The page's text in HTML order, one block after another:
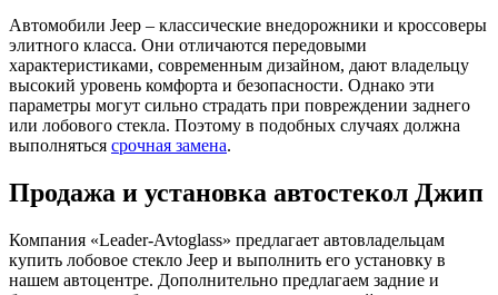
Автомобили Jeep – классические внедорожники и кроссоверы
элитного класса. Они отличаются передовыми
характеристиками, современным дизайном, дают владельцу
высокий уровень комфорта и безопасности. Однако эти
параметры могут сильно страдать при повреждении заднего
или лобового стекла. Поэтому в подобных случаях должна
выполняться срочная замена.
Продажа и установка автостекол Джип
Компания «Leader-Avtoglass» предлагает автовладельцам
купить лобовое стекло Jeep и выполнить его установку в
нашем автоцентре. Дополнительно предлагаем задние и